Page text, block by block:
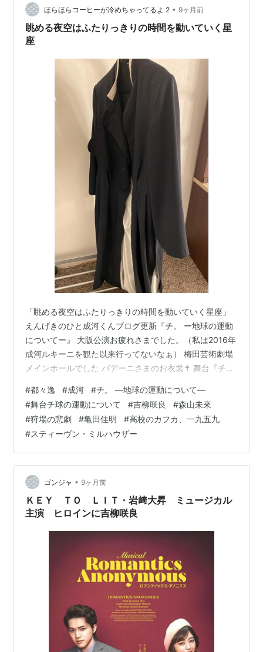
ほらほらコーヒーが冷めちゃってるよ 2 • 9ヶ月前
眺める夜空はふたりっきりの時間を動いていく星
座
「眺める夜空はふたりっきりの時間を動いていく星座」
えんげきのひと成河くんブログ更新『チ。 ー地球の運動
についてー』 大阪公演お疲れさまでした。（私は2016年
成河ルキーニを観た以来行ってないなぁ） 梅田芸術劇場
メインホールでした バデーニさまのお衣裳✝️ 舞台『チ。
ました。大阪でも連日満員のお客様にご来場いただき、
また、あたたかいご声援をいただきありがとうございま
した。次はいよいよ最終地の福岡(北九州)公演です。11月
29、30日、J：COM北九州芸術劇場でお待ちしてます。
pic.twitter.com/JgI5yhf7j9 — 成河スタッ…
#都々逸 #成河 #チ。 —地球の運動について—
#舞台チ球の運動について #吉柳咲良 #森山未來
#狩場の悲劇 #亀田佳明 #高校のカフカ、一九五九
#スティーヴン・ミルハウザー
ゴンジャ • 9ヶ月前
ＫＥＹ ＴＯ ＬＩＴ・岩﨑大昇 ミュージカル
主演 ヒロインに吉柳咲良